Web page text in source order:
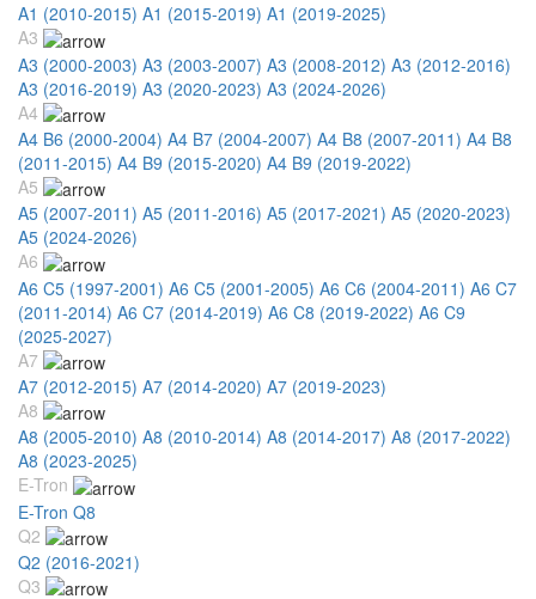
A1 (2010-2015) A1 (2015-2019) A1 (2019-2025)
A3
A3 (2000-2003) A3 (2003-2007) A3 (2008-2012) A3 (2012-2016)
A3 (2016-2019) A3 (2020-2023) A3 (2024-2026)
A4
A4 B6 (2000-2004) A4 B7 (2004-2007) A4 B8 (2007-2011) A4 B8
(2011-2015) A4 B9 (2015-2020) A4 B9 (2019-2022)
A5
A5 (2007-2011) A5 (2011-2016) A5 (2017-2021) A5 (2020-2023)
A5 (2024-2026)
A6
A6 C5 (1997-2001) A6 C5 (2001-2005) A6 C6 (2004-2011) A6 C7
(2011-2014) A6 C7 (2014-2019) A6 C8 (2019-2022) A6 C9
(2025-2027)
A7
A7 (2012-2015) A7 (2014-2020) A7 (2019-2023)
A8
A8 (2005-2010) A8 (2010-2014) A8 (2014-2017) A8 (2017-2022)
A8 (2023-2025)
E-Tron
E-Tron Q8
Q2
Q2 (2016-2021)
Q3